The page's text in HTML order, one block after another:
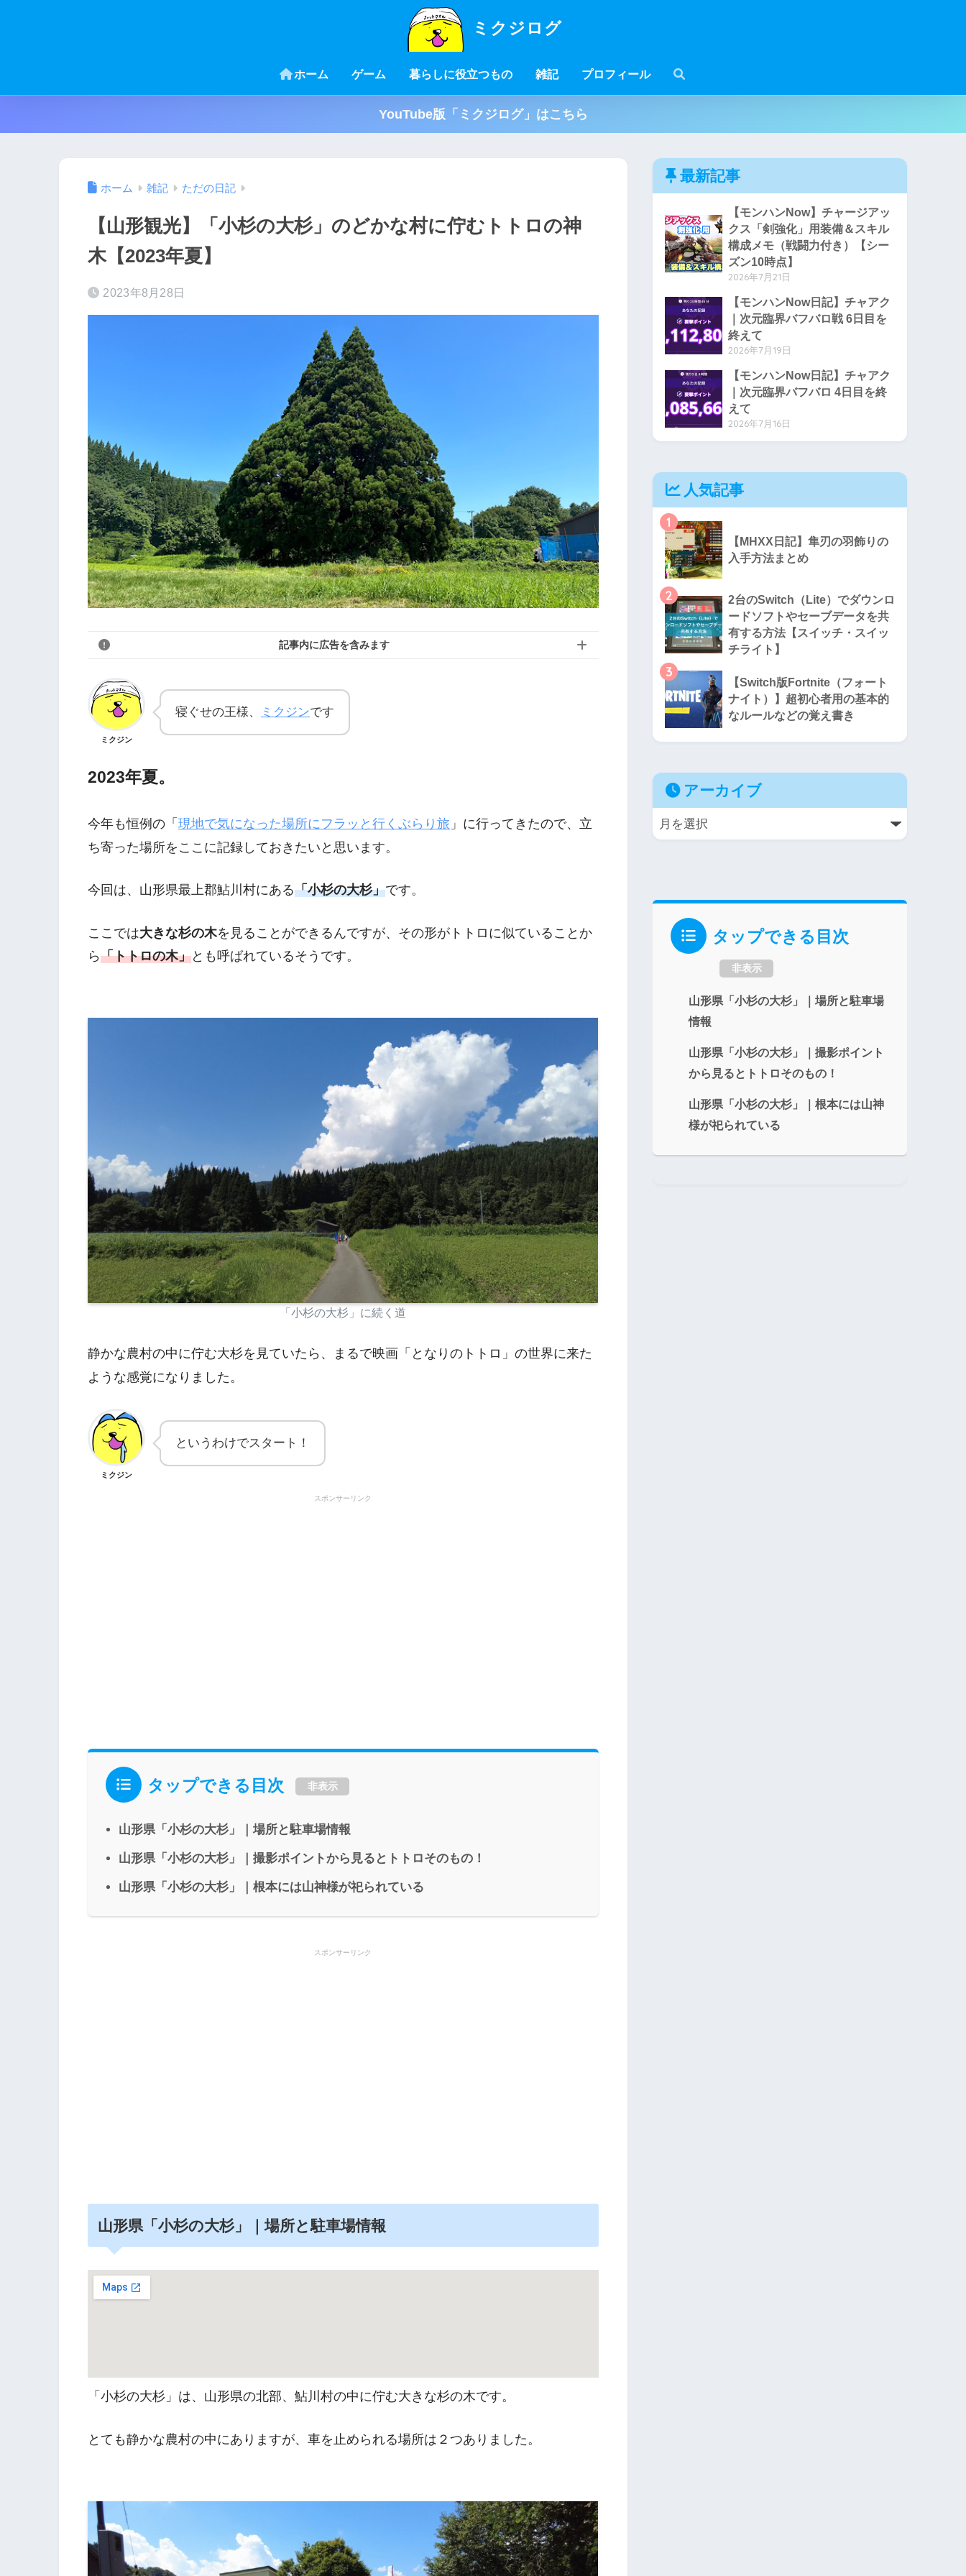
ミクジログ
ホーム ゲーム 暮らしに役立つもの 雑記 プロフィール
YouTube版「ミクジログ」はこちら
ホーム 雑記 ただの日記
【山形観光】「小杉の大杉」のどかな村に佇むトトロの神
木【2023年夏】
2023年8月28日
記事内に広告を含みます
ミクジン
寝ぐせの王様、 ミクジンです
2023年夏。
今年も恒例の「 現地で気になった場所にフラッと行くぶらり旅 」に行ってきたので、立
ち寄った場所をここに記録しておきたいと思います。
今回は、山形県最上郡鮎川村にある「小杉の大杉」です。
ここでは大きな杉の木を見ることができるんですが、その形がトトロに似ていることか
ら「トトロの木」とも呼ばれているそうです。
「小杉の大杉」に続く道
静かな農村の中に佇む大杉を見ていたら、まるで映画「となりのトトロ」の世界に来た
ような感覚になりました。
ミクジン
というわけでスタート！
スポンサーリンク
タップできる目次 非表示
山形県「小杉の大杉」｜場所と駐車場情報
山形県「小杉の大杉」｜撮影ポイントから見るとトトロそのもの！
山形県「小杉の大杉」｜根本には山神様が祀られている
スポンサーリンク
山形県「小杉の大杉」｜場所と駐車場情報
「小杉の大杉」は、山形県の北部、鮎川村の中に佇む大きな杉の木です。
とても静かな農村の中にありますが、車を止められる場所は２つありました。
最新記事
【モンハンNow】チャージアッ
クス「剣強化」用装備＆スキル
構成メモ（戦闘力付き）【シー
ズン10時点】
2026年7月21日
【モンハンNow日記】チャアク
｜次元臨界バフバロ戦 6日目を
終えて
2026年7月19日
【モンハンNow日記】チャアク
｜次元臨界バフバロ 4日目を終
えて
2026年7月16日
人気記事
1
【MHXX日記】隼刃の羽飾りの
入手方法まとめ
2
2台のSwitch（Lite）でダウンロ
ードソフトやセーブデータを共
有する方法【スイッチ・スイッ
チライト】
3
【Switch版Fortnite（フォート
ナイト）】超初心者用の基本的
なルールなどの覚え書き
アーカイブ
タップできる目次
非表示
山形県「小杉の大杉」｜場所と駐車場
情報
山形県「小杉の大杉」｜撮影ポイント
から見るとトトロそのもの！
山形県「小杉の大杉」｜根本には山神
様が祀られている